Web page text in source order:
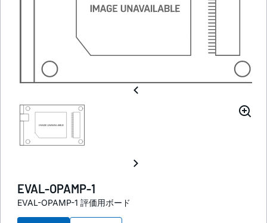
EVAL-OPAMP-1
EVAL-OPAMP-1 評価用ボード